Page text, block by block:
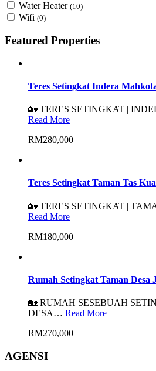
Water Heater (10)
Wifi (0)
Featured Properties
Teres Setingkat Indera
🏡 TERES SETINGKAT |
Read More
RM280,000
Teres Setingkat Taman Tas
🏡 TERES SETINGKAT |
Read More
RM180,000
Rumah Setingkat Taman Desa
🏡 RUMAH SESEBUAH
DESA… Read More
RM270,000
AGENSI